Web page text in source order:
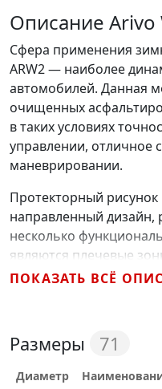
Описание Arivo
Сфера применения
ARW2 — наиболее
автомобилей. Данная
очищенных
в таких условиях
управлении, отличное
маневрировании.
Протекторный
направленный дизайн,
несколько
являются плечевые
соединенными между
асфальте и укатанном
содержит большое
ПОКАЗАТЬ ВСЁ
Размеры 71
Диаметр